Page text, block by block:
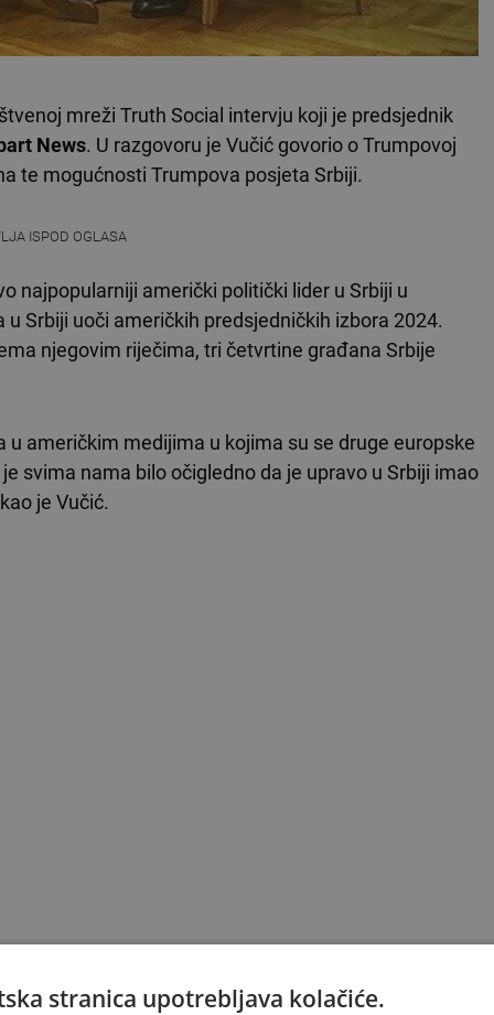
mreži Truth Social intervju koji je predsjednik
News. U razgovoru je Vučić govorio o Trumpovoj
te mogućnosti Trumpova posjeta Srbiji.
ISPOD OGLASA
najpopularniji američki politički lider u Srbiji u
Srbiji uoči američkih predsjedničkih izbora 2024.
njegovim riječima, tri četvrtine građana Srbije
američkim medijima u kojima su se druge europske
svima nama bilo očigledno da je upravo u Srbiji imao
je Vučić.
stranica upotrebljava kolačiće.